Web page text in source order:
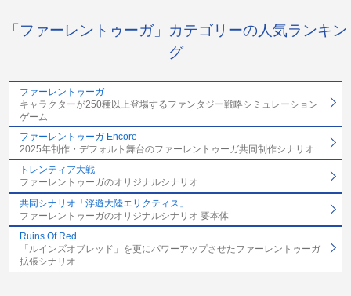
「ファーレントゥーガ」カテゴリーの人気ランキン
グ
ファーレントゥーガ
キャラクターが250種以上登場するファンタジー戦略シミュレーション
ゲーム
ファーレントゥーガ Encore
2025年制作・デフォルト舞台のファーレントゥーガ共同制作シナリオ
トレンティア大戦
ファーレントゥーガのオリジナルシナリオ
共同シナリオ「浮遊大陸エリクティス」
ファーレントゥーガのオリジナルシナリオ 要本体
Ruins Of Red
「ルインズオブレッド」を更にパワーアップさせたファーレントゥーガ
拡張シナリオ